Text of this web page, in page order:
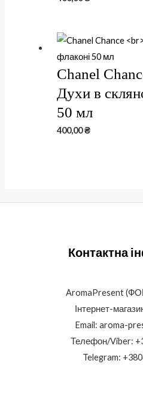
Chanel
Духи в
50 мл
400,00₴
Контактна
AromaPresent
Інтернет-
Email: aroma-
Телефон/Viber:
Telegram: